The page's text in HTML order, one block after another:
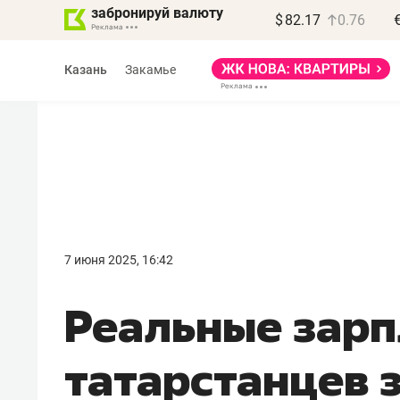
забронируй валюту $ 82.17 0.76
Казань Закамье
7 июня 2025, 16:42
Реальные
татарстанцев
правил, бизнес может
потерять минимум